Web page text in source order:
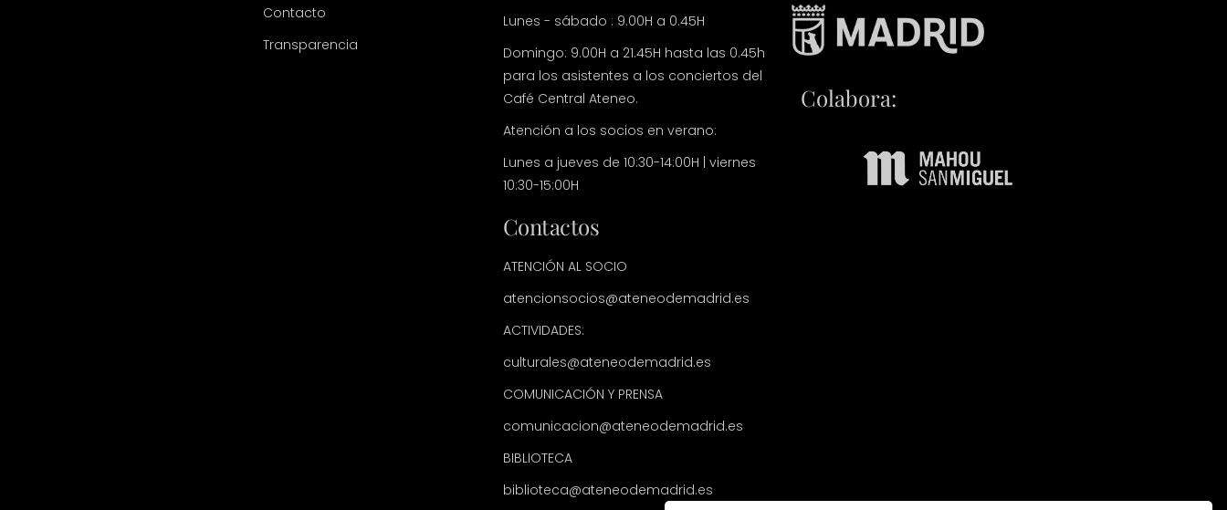
Contacto
Transparencia
Lunes - sábado : 9.00H a 0.45H
Domingo: 9.00H a 21.45H hasta las 0.45h
para los asistentes a los conciertos del
Café Central Ateneo.
Atención a los socios en verano:
Lunes a jueves de 10:30-14:00H | viernes
10:30-15:00H
Contactos
ATENCIÓN AL SOCIO
atencionsocios@ateneodemadrid.es
ACTIVIDADES:
culturales@ateneodemadrid.es
COMUNICACIÓN Y PRENSA
comunicacion@ateneodemadrid.es
BIBLIOTECA
biblioteca@ateneodemadrid.es
Colabora: